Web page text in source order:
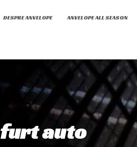
DESPRE ANVELOPE ANVELOPE ALL SEASON
furt auto